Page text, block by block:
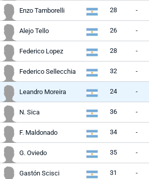
Enzo Tamborelli 28 -
Alejo Tello 26 -
Federico Lopez 28 -
Federico Sellecchia 32 -
Leandro Moreira 24 -
N. Sica 36 -
F. Maldonado 34 -
G. Oviedo 35 -
Gastón Scisci 31 -